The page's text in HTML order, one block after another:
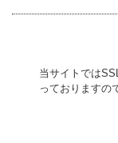
当サイトでは
っておりますの